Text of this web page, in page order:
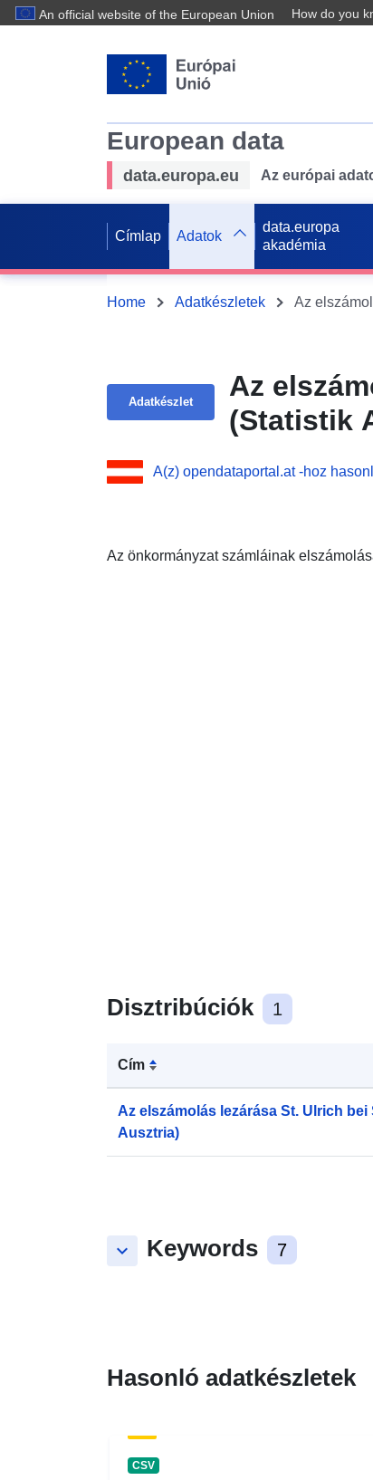
An official website of the European Union How do you
European data
data.europa.eu Az európai
Címlap Adatok
data.europa
akadémia
Home Adatkészletek Az
Adatkészlet
Az
(Statistik
A(z) opendataportal.at -hoz
Az önkormányzat számláinak
Disztribúciók 1
Cím
Az elszámolás lezárása St. Ulrich bei
Ausztria)
keyboard_arrow_down Keywords 7
Hasonló adatkészletek
CSV